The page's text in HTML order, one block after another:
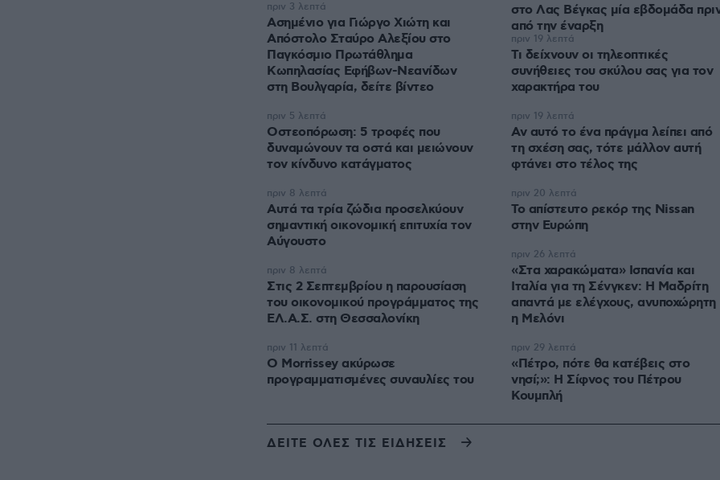
Ασημένιο για Γιώργο Χιώτη και
Απόστολο Σταύρο Αλεξίου στο
Παγκόσμιο Πρωτάθλημα
Κωπηλασίας Εφήβων-Νεανίδων
στη Βουλγαρία, δείτε βίντεο
πριν 3 λεπτά
Οστεοπόρωση: 5 τροφές που
δυναμώνουν τα οστά και μειώνουν
τον κίνδυνο κατάγματος
πριν 5 λεπτά
Αυτά τα τρία ζώδια προσελκύουν
σημαντική οικονομική επιτυχία τον
Αύγουστο
πριν 8 λεπτά
Στις 2 Σεπτεμβρίου η παρουσίαση
του οικονομικού προγράμματος της
ΕΛ.Α.Σ. στη Θεσσαλονίκη
πριν 8 λεπτά
Ο Morrissey ακύρωσε
προγραμματισμένες συναυλίες του
στο Λας Βέγκας μία εβδομάδα
από την έναρξη
πριν 11 λεπτά
Τι δείχνουν οι τηλεοπτικές
συνήθειες του σκύλου σας για τον
χαρακτήρα του
πριν 19 λεπτά
Αν αυτό το ένα πράγμα λείπει από
τη σχέση σας, τότε μάλλον αυτή
φτάνει στο τέλος της
πριν 19 λεπτά
Το απίστευτο ρεκόρ της Nissan
στην Ευρώπη
πριν 20 λεπτά
«Στα χαρακώματα» Ισπανία και
Ιταλία για τη Σένγκεν: Η Μαδρίτη
απαντά με ελέγχους, ανυποχώρητη
η Μελόνι
πριν 26 λεπτά
«Πέτρο, πότε θα κατέβεις στο
νησί;»: Η Σίφνος του Πέτρου
Κουμπλή
πριν 29 λεπτά
ΔΕΙΤΕ ΟΛΕΣ ΤΙΣ ΕΙΔΗΣΕΙΣ